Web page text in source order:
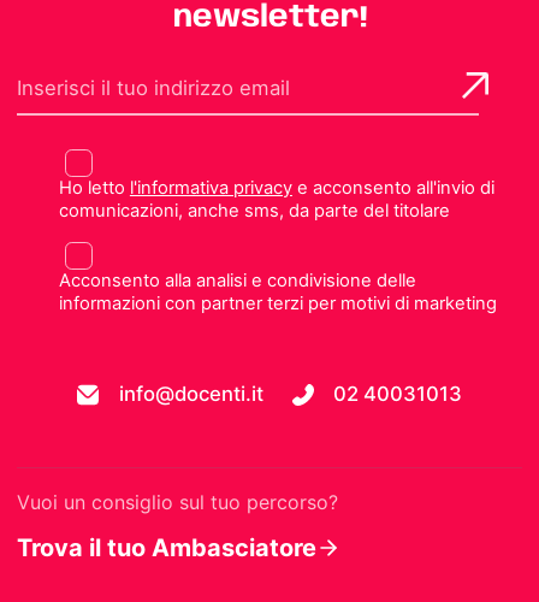
newsletter!
Ho letto l'informativa privacye acconsento all'invio di
comunicazioni, anche sms, da parte del titolare
Acconsento alla analisi e condivisione delle
informazioni con partner terzi per motivi di marketing
info@docenti.it 02 40031013
Vuoi un consiglio sul tuo percorso?
Trova il tuo Ambasciatore